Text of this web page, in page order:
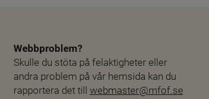
Webbproblem?
Skulle du stöta på felaktigheter eller
andra problem på vår hemsida kan du
rapportera det till webmaster@mfof.se